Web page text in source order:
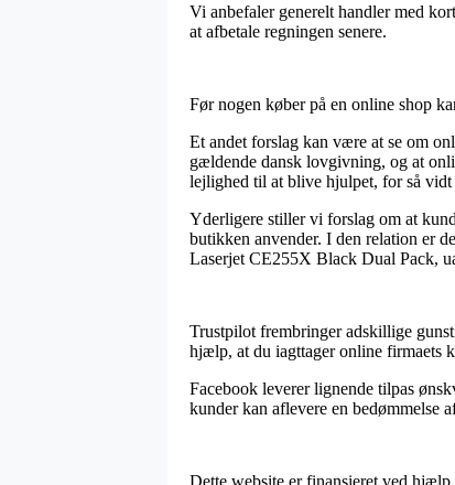
Vi anbefaler generelt handler med
at afbetale regningen senere.
Før nogen køber på en online shop
Et andet forslag kan være at se om
gældende dansk lovgivning, og at
lejlighed til at blive hjulpet, for så
Yderligere stiller vi forslag om at
butikken anvender. I den relation er
Laserjet CE255X Black Dual Pack,
Trustpilot frembringer adskillige
hjælp, at du iagttager online firmaets
Facebook leverer lignende tilpas
kunder kan aflevere en bedømmelse
Dette website er finansieret ved hjælp